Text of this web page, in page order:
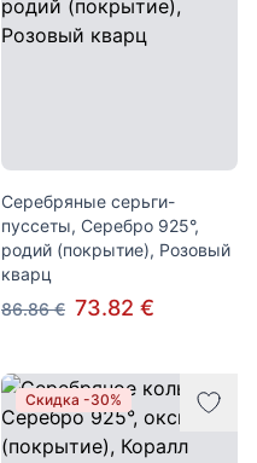
Серебряные серьги-
пуссеты, Серебро 925°,
родий (покрытие), Розовый
кварц
86.86 € 73.82 €
Скидка -30%